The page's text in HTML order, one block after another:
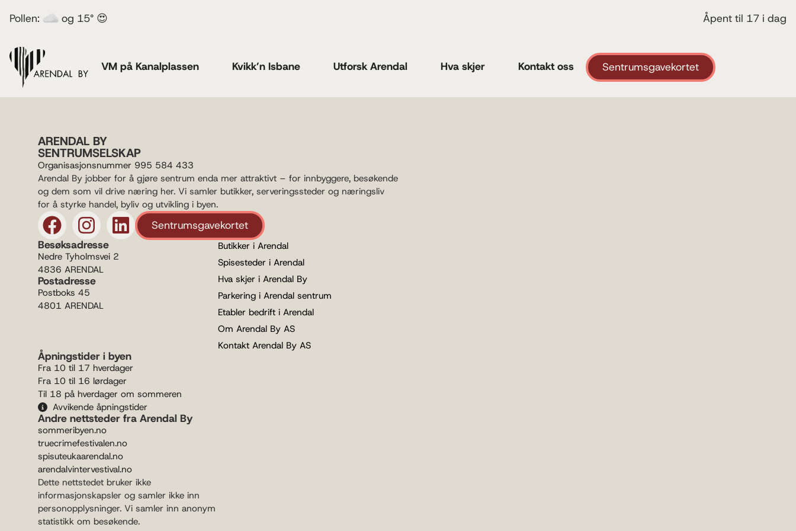
Pollen: og 15° 😍 Åpent til 17 i dag
VM på Kanalplassen Kvikk’n Isbane Utforsk Arendal Hva skjer Kontakt oss Sentrumsgavekortet
ARENDAL BY
SENTRUMSELSKAP
Organisasjonsnummer 995 584 433
Arendal By jobber for å gjøre sentrum enda mer attraktivt – for innbyggere, besøkende
og dem som vil drive næring her. Vi samler butikker, serveringssteder og næringsliv
for å styrke handel, byliv og utvikling i byen.
Sentrumsgavekortet
Besøksadresse
Nedre Tyholmsvei 2
4836 ARENDAL
Postadresse
Postboks 45
4801 ARENDAL
Butikker i Arendal
Spisesteder i Arendal
Hva skjer i Arendal By
Parkering i Arendal sentrum
Etabler bedrift i Arendal
Om Arendal By AS
Kontakt Arendal By AS
Åpningstider i byen
Fra 10 til 17 hverdager
Fra 10 til 16 lørdager
Til 18 på hverdager om sommeren
Avvikende åpningstider
Andre nettsteder fra Arendal By
sommeribyen.no
truecrimefestivalen.no
spisuteukaarendal.no
arendalvintervestival.no
Dette nettstedet bruker ikke
informasjonskapsler og samler ikke inn
personopplysninger. Vi samler inn anonym
statistikk om besøkende.